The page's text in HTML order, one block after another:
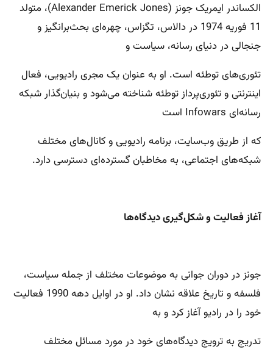
الکساندر ایمریک جونز (Alexander Emerick Jones)، متولد
11 فوریه 1974 در دالاس، تگزاس، چهره‌ای بحث‌برانگیز و
جنجالی در دنیای رسانه، سیاست و
تئوری‌های توطئه است. او به عنوان یک مجری رادیویی، فعال
اینترنتی و تئوری‌پرداز توطئه شناخته می‌شود و بنیان‌گذار شبکه
رسانه‌ای Infowars است
که از طریق وب‌سایت، برنامه رادیویی و کانال‌های مختلف
شبکه‌های اجتماعی، به مخاطبان گسترده‌ای دسترسی دارد.
آغاز فعالیت و شکل‌گیری دیدگاه‌ها
جونز در دوران جوانی به موضوعات مختلف از جمله سیاست،
فلسفه و تاریخ علاقه نشان داد. او در اوایل دهه 1990 فعالیت
خود را در رادیو آغاز کرد و به
تدریج به ترویج دیدگاه‌های خود در مورد مسائل مختلف